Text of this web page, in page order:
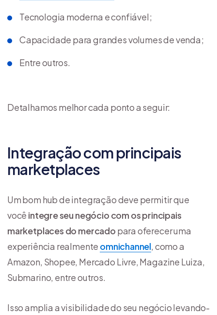
Tecnologia moderna e confiável;
Capacidade para grandes volumes de venda;
Entre outros.
Detalhamos melhor cada ponto a seguir:
Integração com principais
marketplaces
Um bom hub de integração deve permitir que
você integre seu negócio com os principais
marketplaces do mercado para oferecer uma
experiência realmente omnichannel, como a
Amazon, Shopee, Mercado Livre, Magazine Luiza,
Submarino, entre outros.
Isso amplia a visibilidade do seu negócio levando-